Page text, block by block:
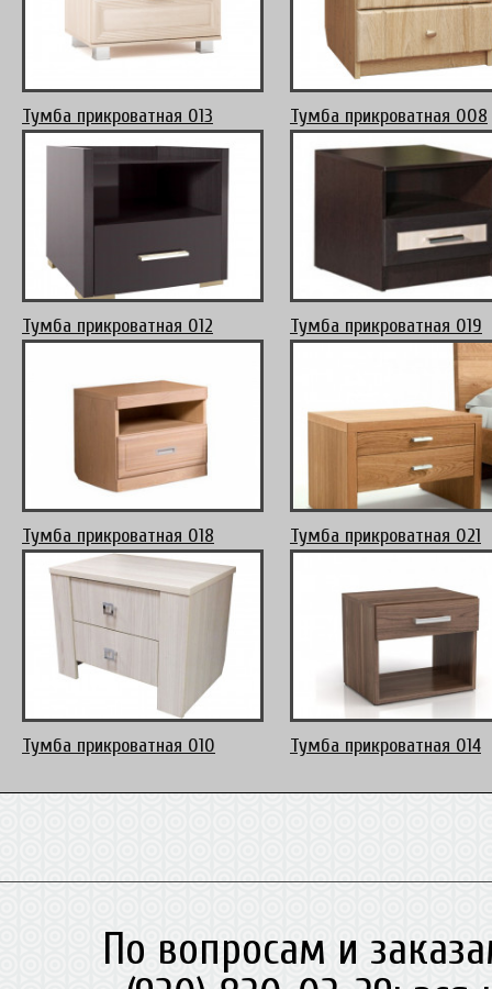
Тумба прикроватная 013 Тумба прикроватная 008
Тумба прикроватная 012 Тумба прикроватная 019
Тумба прикроватная 018 Тумба прикроватная 021
Тумба прикроватная 010 Тумба прикроватная 014
По вопросам и